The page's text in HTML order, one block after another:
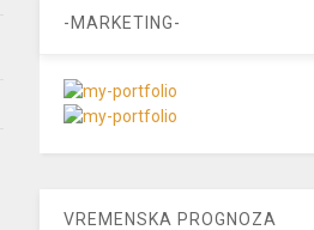
-MARKETING-
VREMENSKA PROGNOZA